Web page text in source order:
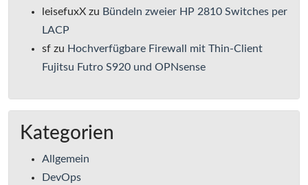
leisefuxX zu Bündeln zweier HP 2810 Switches per
LACP
sf zu Hochverfügbare Firewall mit Thin-Client
Fujitsu Futro S920 und OPNsense
Kategorien
Allgemein
DevOps